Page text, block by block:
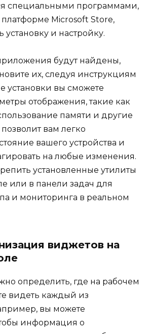
специальными программами,
Microsoft Store,
установку и настройку.
будут найдены,
их, следуя инструкциям
установки вы сможете
отображения, такие как
памяти и другие
позволит вам легко
вашего устройства и
на любые изменения.
установленные утилиты
или в панели задач для
и мониторинга в реальном
виджетов на
определить, где на рабочем
видеть каждый из
вы можете
информация о